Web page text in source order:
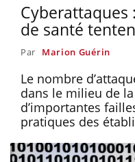
Cyberattaques
de santé
Par Marion Guérin
Le nombre
dans le milieu de
d’importantes
pratiques des